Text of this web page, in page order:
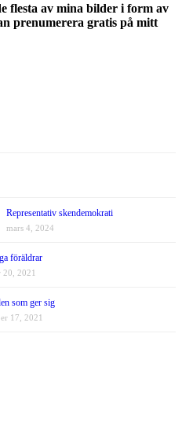
flesta av mina bilder i form av
prenumerera gratis på mitt
Representativ skendemokrati
mars 4, 2024
föräldrar
20, 2021
som ger sig
17, 2021